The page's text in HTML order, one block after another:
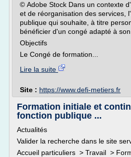
© Adobe Stock Dans un contexte
et de réorganisation des services,
publique qui souhaite, à titre
bénéficier d'un congé adapté à son
Objectifs
Le Congé de formation...
Lire la suite
Site : https://www.defi-metiers.fr
Formation initiale et
fonction publique ...
Actualités
Valider la recherche dans le site
Accueil particuliers > Travail >